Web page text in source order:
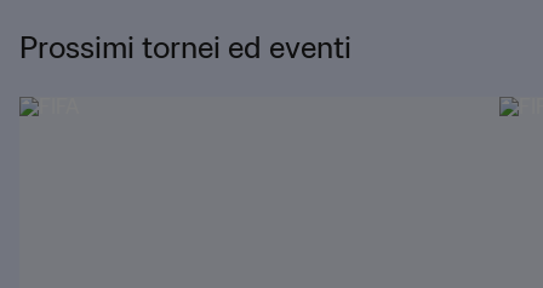
Prossimi tornei ed eventi